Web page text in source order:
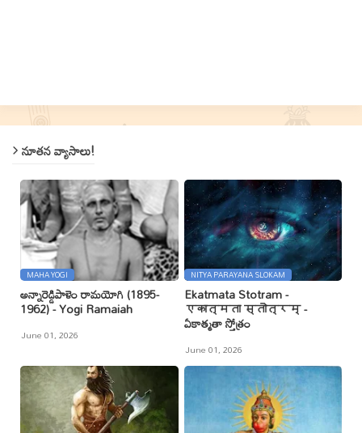
నూతన వ్యాసాలు!
MAHA YOGI
అన్నారెడ్డిపాళెం రామయోగి (1895-
1962) - Yogi Ramaiah
June 01, 2026
NITYA PARAYANA SLOKAM
Ekatmata Stotram -
एकात्मता स्तोत्रम् -
ఏకాత్మతా స్తోత్రం
June 01, 2026